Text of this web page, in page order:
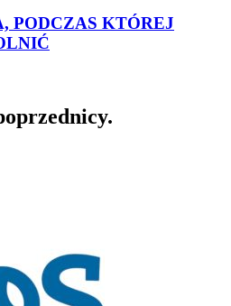
PODCZAS KTÓREJ